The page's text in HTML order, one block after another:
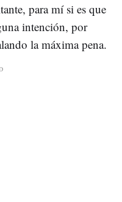
para mí si es que
intención, por
la máxima pena.